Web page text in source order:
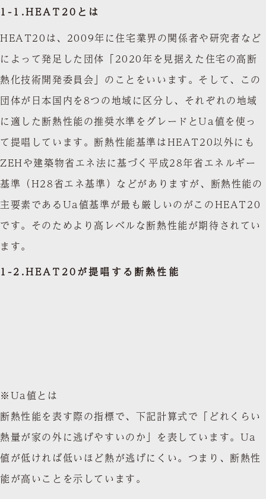
1-1.HEAT20とは
HEAT20は、2009年に住宅業界の関係者や研究者など
によって発足した団体「2020年を見据えた住宅の高断
熱化技術開発委員会」のことをいいます。そして、この
団体が日本国内を8つの地域に区分し、それぞれの地域
に適した断熱性能の推奨水準をグレードとUa値を使っ
て提唱しています。断熱性能基準はHEAT20以外にも
ZEHや建築物省エネ法に基づく平成28年省エネルギー
基準（H28省エネ基準）などがありますが、断熱性能の
主要素であるUa値基準が最も厳しいのがこのHEAT20
です。そのためより高レベルな断熱性能が期待されてい
ます。
1-2.HEAT20が提唱する断熱性能
※Ua値とは
断熱性能を表す際の指標で、下記計算式で「どれくらい
熱量が家の外に逃げやすいのか」を表しています。Ua
値が低ければ低いほど熱が逃げにくい。つまり、断熱性
能が高いことを示しています。